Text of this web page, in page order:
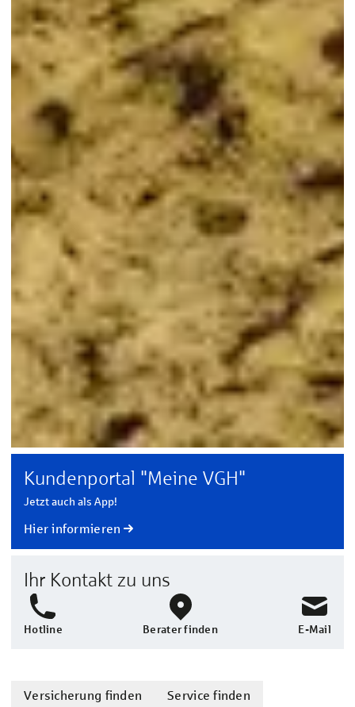
Kundenportal "Meine VGH"
Jetzt auch als App!
Hier informieren
Ihr Kontakt zu uns
Hotline Berater finden E-Mail
Versicherung finden Service finden